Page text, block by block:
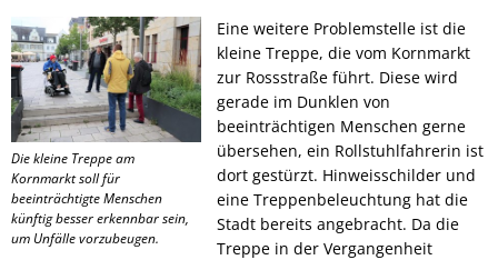
Die kleine Treppe am
Kornmarkt soll für
beeinträchtigte Menschen
künftig besser erkennbar sein,
um Unfälle vorzubeugen.
Eine weitere Problemstelle ist die
kleine Treppe, die vom Kornmarkt
zur Rossstraße führt. Diese wird
gerade im Dunklen von
beeinträchtigen Menschen gerne
übersehen, ein Rollstuhlfahrerin ist
dort gestürzt. Hinweisschilder und
eine Treppenbeleuchtung hat die
Stadt bereits angebracht. Da die
Treppe in der Vergangenheit